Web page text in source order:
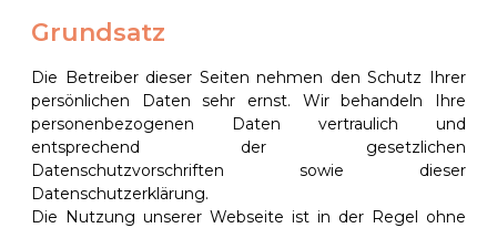
5 pool
18 kampfsportstudio
10 konferenzraum
13 sauna
Grundsatz
Die Betreiber dieser Seiten nehmen den Schutz Ihrer
persönlichen Daten sehr ernst. Wir behandeln Ihre
personenbezogenen Daten vertraulich und
entsprechend der gesetzlichen
Datenschutzvorschriften sowie dieser
Datenschutzerklärung.
Die Nutzung unserer Webseite ist in der Regel ohne